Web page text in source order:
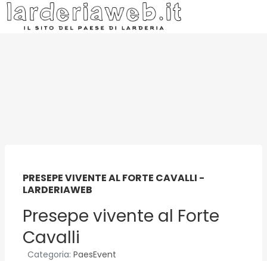
PRESEPE VIVENTE AL FORTE CAVALLI -
LARDERIAWEB
Presepe vivente al Forte
Cavalli
Categoria: PaesEvent